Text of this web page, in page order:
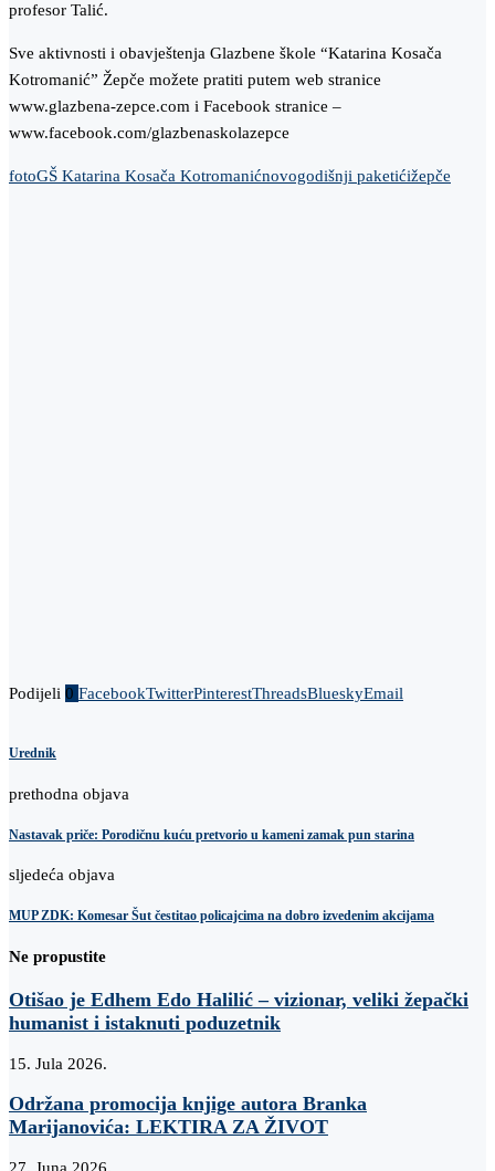
profesor Talić.
Sve aktivnosti i obavještenja Glazbene škole “Katarina Kosača
Kotromanić” Žepče možete pratiti putem web stranice
www.glazbena-zepce.com i Facebook stranice –
www.facebook.com/glazbenaskolazepce
fotoGŠ Katarina Kosača Kotromanićnovogodišnji paketićižepče
Podijeli 0 FacebookTwitterPinterestThreadsBlueskyEmail
Urednik
prethodna objava
Nastavak priče: Porodičnu kuću pretvorio u kameni zamak pun starina
sljedeća objava
MUP ZDK: Komesar Šut čestitao policajcima na dobro izvedenim akcijama
Ne propustite
Otišao je Edhem Edo Halilić – vizionar, veliki žepački
humanist i istaknuti poduzetnik
15. Jula 2026.
Održana promocija knjige autora Branka
Marijanovića: LEKTIRA ZA ŽIVOT
27. Juna 2026.